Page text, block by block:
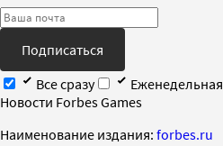
Подписаться
Все сразу
Еженедельная
Новости Forbes Games
Наименование издания: forbes.ru